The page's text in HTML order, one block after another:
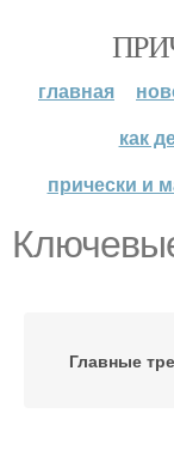
главная
как
прически и
Главные